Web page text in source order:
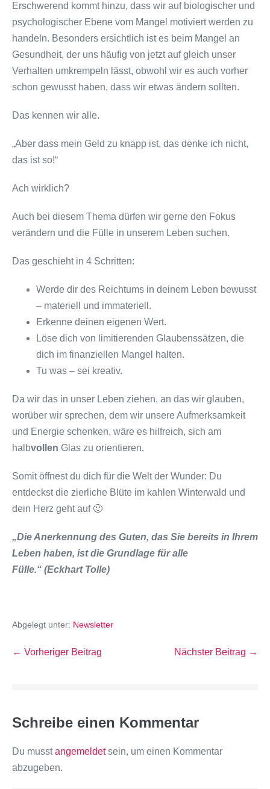
Erschwerend kommt hinzu, dass wir auf biologischer und
psychologischer Ebene vom Mangel motiviert werden zu
handeln. Besonders ersichtlich ist es beim Mangel an
Gesundheit, der uns häufig von jetzt auf gleich unser
Verhalten umkrempeln lässt, obwohl wir es auch vorher
schon gewusst haben, dass wir etwas ändern sollten.
Das kennen wir alle.
„Aber dass mein Geld zu knapp ist, das denke ich nicht,
das ist so!“
Ach wirklich?
Auch bei diesem Thema dürfen wir gerne den Fokus
verändern und die Fülle in unserem Leben suchen.
Das geschieht in 4 Schritten:
Werde dir des Reichtums in deinem Leben bewusst
– materiell und immateriell.
Erkenne deinen eigenen Wert.
Löse dich von limitierenden Glaubenssätzen, die
dich im finanziellen Mangel halten.
Tu was – sei kreativ.
Da wir das in unser Leben ziehen, an das wir glauben,
worüber wir sprechen, dem wir unsere Aufmerksamkeit
und Energie schenken, wäre es hilfreich, sich am
halbvollen Glas zu orientieren.
Somit öffnest du dich für die Welt der Wunder: Du
entdeckst die zierliche Blüte im kahlen Winterwald und
dein Herz geht auf 🙂
„Die Anerkennung des Guten, das Sie bereits in Ihrem
Leben haben, ist die Grundlage für alle
Fülle.“ (Eckhart Tolle)
Abgelegt unter: Newsletter
← Vorheriger Beitrag Nächster Beitrag →
Schreibe einen Kommentar
Du musstangemeldetsein, um einen Kommentar
abzugeben.